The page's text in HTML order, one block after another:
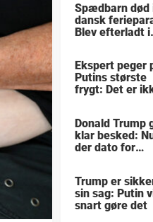
Spædbarn død
dansk
Blev efterladt i
Ekspert peger
Putins største
frygt: Det er
Donald Trump
klar besked:
der dato for
Trump er
sin sag: Putin
snart gøre det